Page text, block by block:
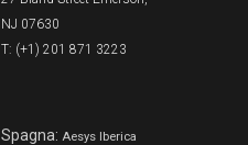
NJ 07630
T: (+1) 201 871 3223
Spagna: Aesys Iberica